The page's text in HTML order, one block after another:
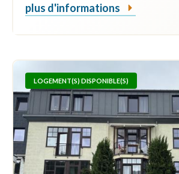
plus d'informations
LOGEMENT(S) DISPONIBLE(S)